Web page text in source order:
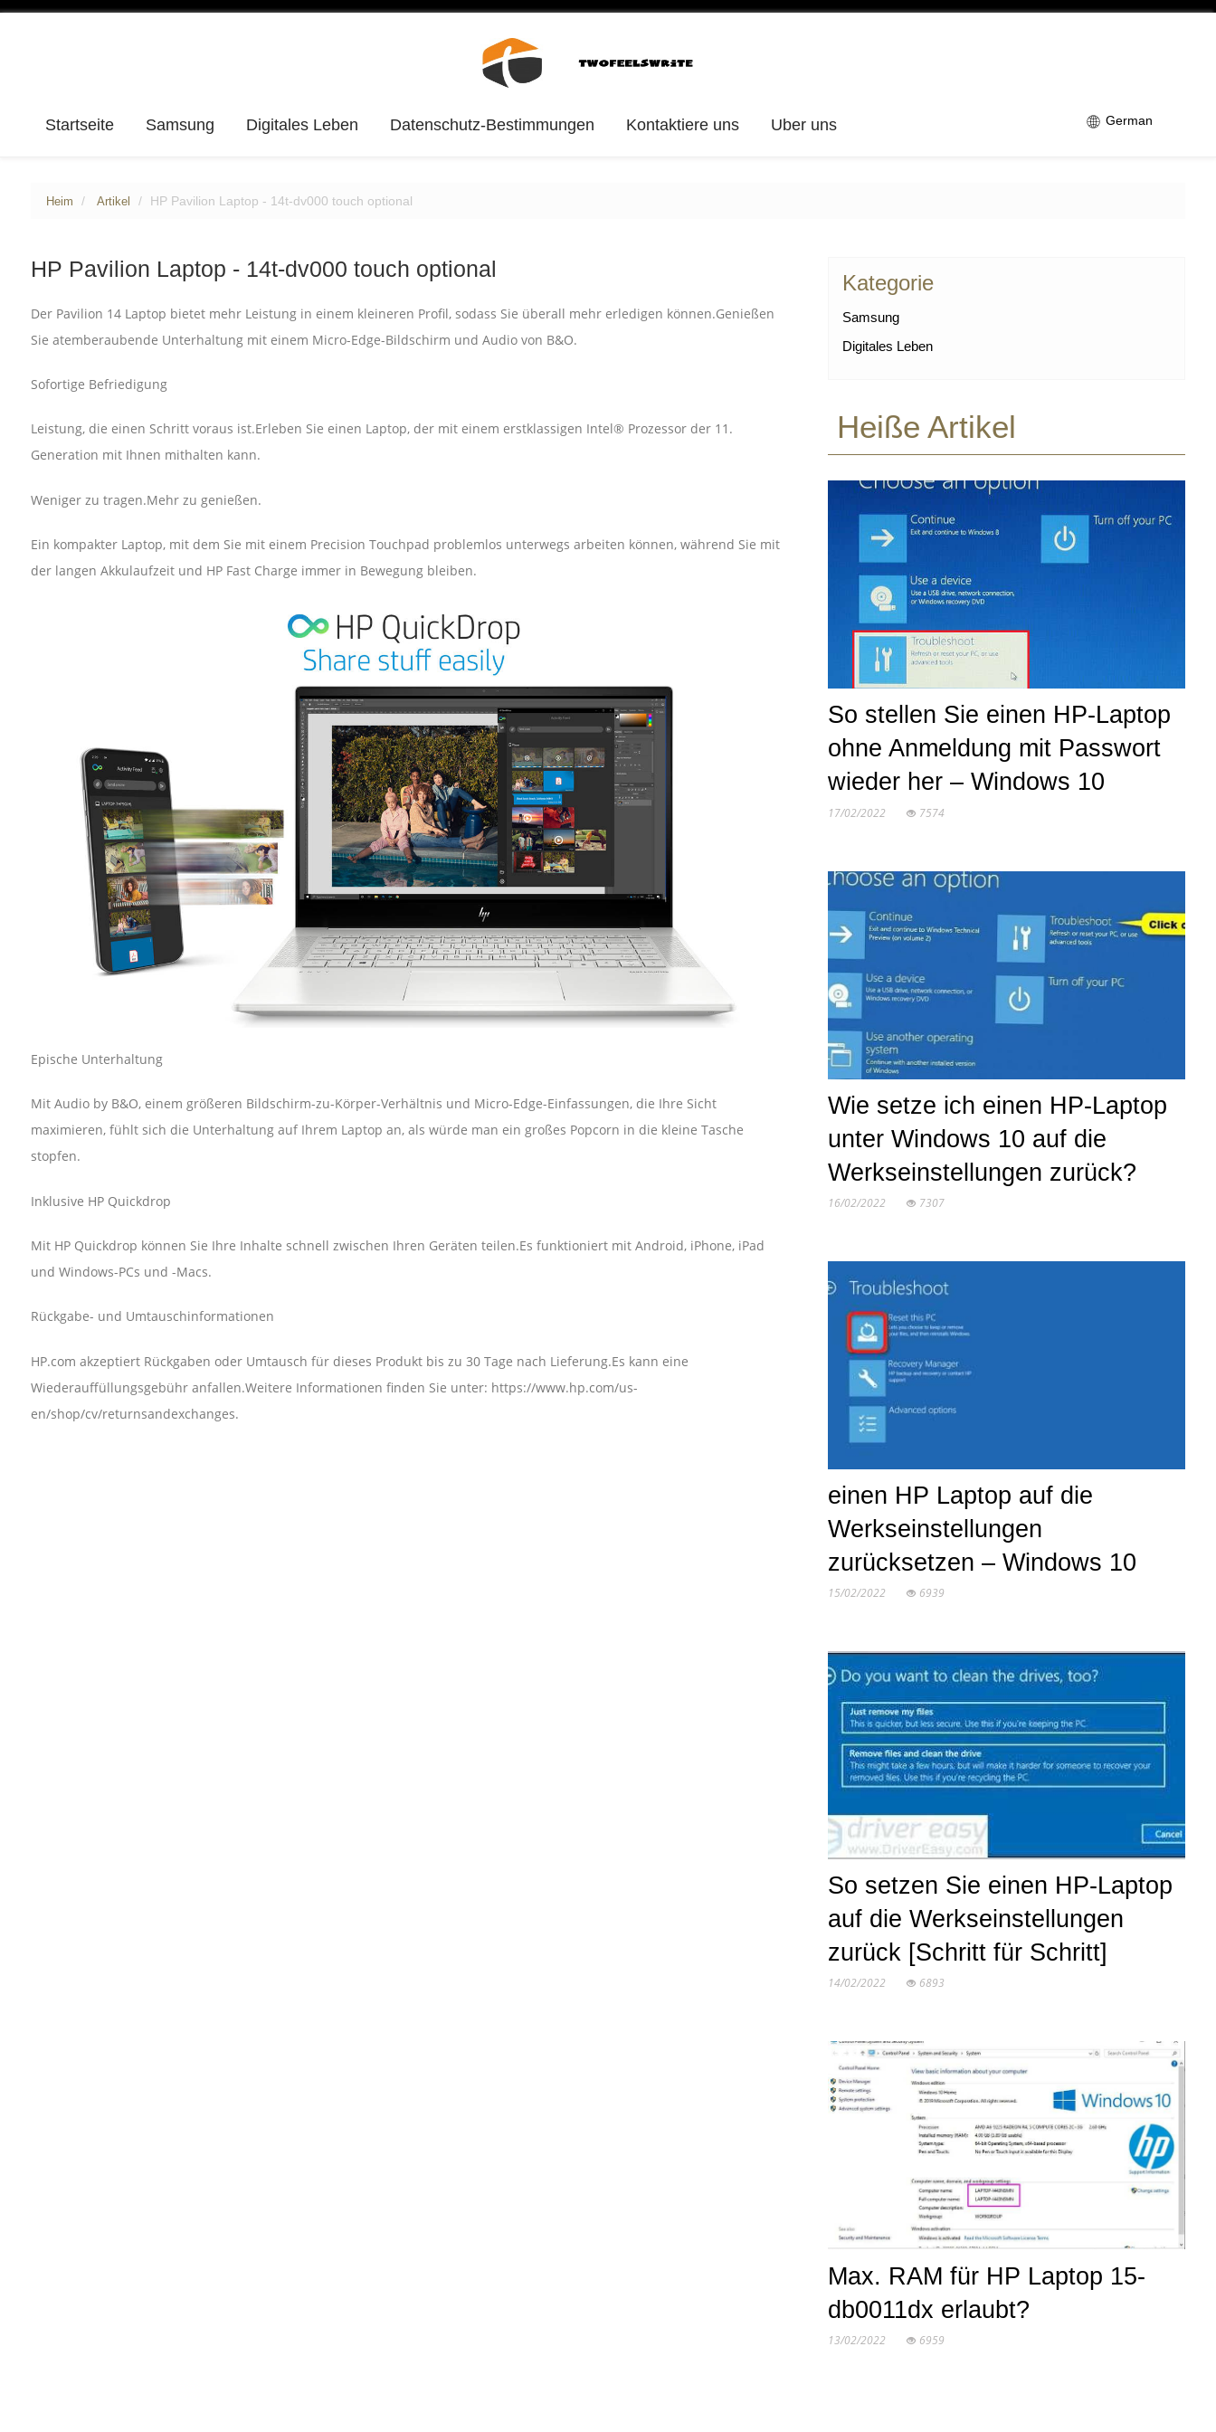
Startseite Samsung Digitales Leben Datenschutz-Bestimmungen Kontaktiere uns Uber uns German
Heim Artikel HP Pavilion Laptop - 14t-dv000 touch optional
HP Pavilion Laptop - 14t-dv000 touch optional
Der Pavilion 14 Laptop bietet mehr Leistung in einem kleineren Profil, sodass Sie überall mehr erledigen können.Genießen
Sie atemberaubende Unterhaltung mit einem Micro-Edge-Bildschirm und Audio von B&O.
Sofortige Befriedigung
Leistung, die einen Schritt voraus ist.Erleben Sie einen Laptop, der mit einem erstklassigen Intel® Prozessor der 11.
Generation mit Ihnen mithalten kann.
Weniger zu tragen.Mehr zu genießen.
Ein kompakter Laptop, mit dem Sie mit einem Precision Touchpad problemlos unterwegs arbeiten können, während Sie mit
der langen Akkulaufzeit und HP Fast Charge immer in Bewegung bleiben.
Epische Unterhaltung
Mit Audio by B&O, einem größeren Bildschirm-zu-Körper-Verhältnis und Micro-Edge-Einfassungen, die Ihre Sicht
maximieren, fühlt sich die Unterhaltung auf Ihrem Laptop an, als würde man ein großes Popcorn in die kleine Tasche
stopfen.
Inklusive HP Quickdrop
Mit HP Quickdrop können Sie Ihre Inhalte schnell zwischen Ihren Geräten teilen.Es funktioniert mit Android, iPhone, iPad
und Windows-PCs und -Macs.
Rückgabe- und Umtauschinformationen
HP.com akzeptiert Rückgaben oder Umtausch für dieses Produkt bis zu 30 Tage nach Lieferung.Es kann eine
Wiederauffüllungsgebühr anfallen.Weitere Informationen finden Sie unter: https://www.hp.com/us-
en/shop/cv/returnsandexchanges.
Kategorie
Samsung
Digitales Leben
Heiße Artikel
So stellen Sie einen HP-Laptop
ohne Anmeldung mit Passwort
wieder her – Windows 10
17/02/2022 7574
Wie setze ich einen HP-Laptop
unter Windows 10 auf die
Werkseinstellungen zurück?
16/02/2022 7307
einen HP Laptop auf die
Werkseinstellungen
zurücksetzen – Windows 10
15/02/2022 6939
So setzen Sie einen HP-Laptop
auf die Werkseinstellungen
zurück [Schritt für Schritt]
14/02/2022 6893
Max. RAM für HP Laptop 15-
db0011dx erlaubt?
13/02/2022 6959